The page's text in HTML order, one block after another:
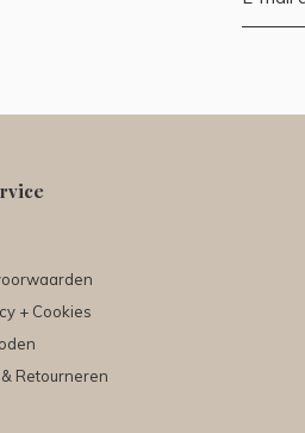
+ Cookies
Retourneren